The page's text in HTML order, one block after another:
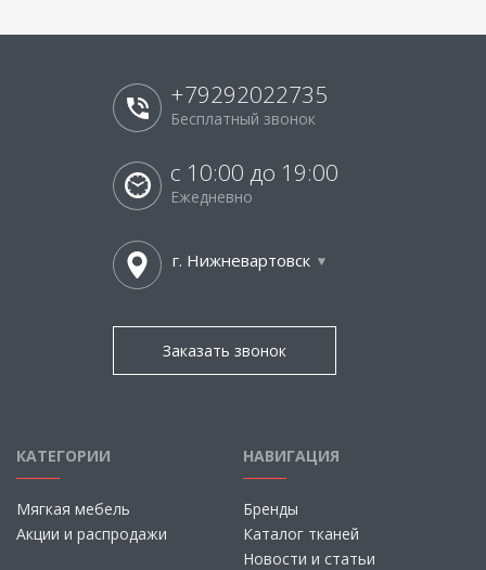
+79292022735
Бесплатный звонок
с 10:00 до 19:00
Ежедневно
г. Нижневартовск
Заказать звонок
КАТЕГОРИИ
Мягкая мебель
Акции и распродажи
НАВИГАЦИЯ
Бренды
Каталог тканей
Новости и статьи